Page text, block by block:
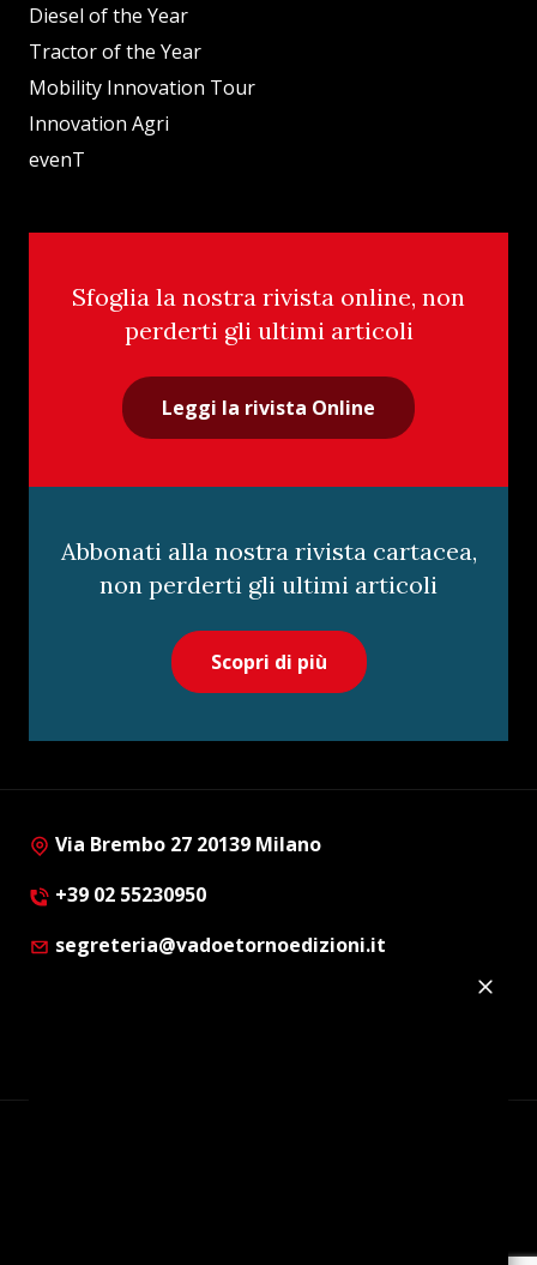
Diesel of the Year
Tractor of the Year
Mobility Innovation Tour
Innovation Agri
evenT
Sfoglia la nostra rivista online, non
perderti gli ultimi articoli
Leggi la rivista Online
Abbonati alla nostra rivista cartacea,
non perderti gli ultimi articoli
Scopri di più
Via Brembo 27 20139 Milano
+39 02 55230950
segreteria@vadoetornoedizioni.it